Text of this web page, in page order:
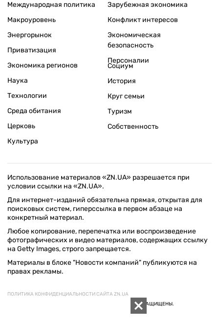
Международная политика
Макроуровень
Энергорынок
Приватизация
Экономика регионов
Зарубежная экономика
Конфликт интересов
Экономическая
безопасность
Персоналии
Наука
Технологии
Среда обитания
Церковь
Культура
Социум
История
Круг семьи
Туризм
Собственность
Использование материалов «ZN.UA» разрешается при
условии ссылки на «ZN.UA».
Для интернет-изданий обязательна прямая, открытая для
поисковых систем, гиперссылка в первом абзаце на
конкретный материал.
Любое копирование, перепечатка или воспроизведение
фотографических и видео материалов, содержащих ссылку
на Getty Images, строго запрещается.
Материалы в блоке "Новости компаний" публикуются на
правах рекламы.
ПОЛИТИКА КОНФИДЕНЦИАЛЬНОСТИ САЙТА ZN.UA
© 1994–2026 «ЗЕРКАЛО НЕДЕЛИ. УКРАИНА». ВСЕ ПРАВА ЗАЩИЩЕНЫ.